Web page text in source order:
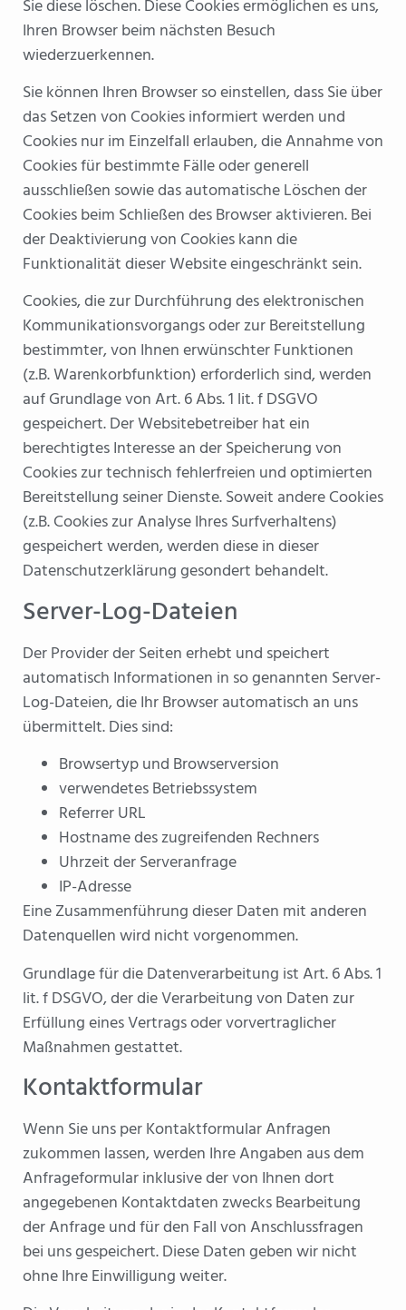
Sie diese löschen. Diese Cookies ermöglichen es uns,
Ihren Browser beim nächsten Besuch
wiederzuerkennen.
Sie können Ihren Browser so einstellen, dass Sie über
das Setzen von Cookies informiert werden und
Cookies nur im Einzelfall erlauben, die Annahme von
Cookies für bestimmte Fälle oder generell
ausschließen sowie das automatische Löschen der
Cookies beim Schließen des Browser aktivieren. Bei
der Deaktivierung von Cookies kann die
Funktionalität dieser Website eingeschränkt sein.
Cookies, die zur Durchführung des elektronischen
Kommunikationsvorgangs oder zur Bereitstellung
bestimmter, von Ihnen erwünschter Funktionen
(z.B. Warenkorbfunktion) erforderlich sind, werden
auf Grundlage von Art. 6 Abs. 1 lit. f DSGVO
gespeichert. Der Websitebetreiber hat ein
berechtigtes Interesse an der Speicherung von
Cookies zur technisch fehlerfreien und optimierten
Bereitstellung seiner Dienste. Soweit andere Cookies
(z.B. Cookies zur Analyse Ihres Surfverhaltens)
gespeichert werden, werden diese in dieser
Datenschutzerklärung gesondert behandelt.
Server-Log-Dateien
Der Provider der Seiten erhebt und speichert
automatisch Informationen in so genannten Server-
Log-Dateien, die Ihr Browser automatisch an uns
übermittelt. Dies sind:
Browsertyp und Browserversion
verwendetes Betriebssystem
Referrer URL
Hostname des zugreifenden Rechners
Uhrzeit der Serveranfrage
IP-Adresse
Eine Zusammenführung dieser Daten mit anderen
Datenquellen wird nicht vorgenommen.
Grundlage für die Datenverarbeitung ist Art. 6 Abs. 1
lit. f DSGVO, der die Verarbeitung von Daten zur
Erfüllung eines Vertrags oder vorvertraglicher
Maßnahmen gestattet.
Kontaktformular
Wenn Sie uns per Kontaktformular Anfragen
zukommen lassen, werden Ihre Angaben aus dem
Anfrageformular inklusive der von Ihnen dort
angegebenen Kontaktdaten zwecks Bearbeitung
der Anfrage und für den Fall von Anschlussfragen
bei uns gespeichert. Diese Daten geben wir nicht
ohne Ihre Einwilligung weiter.